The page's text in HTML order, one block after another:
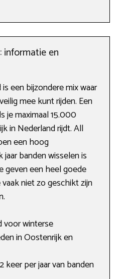
informatie en
een bijzondere mix waar
mee kunt rijden. Een
je maximaal 15.000
in Nederland rijdt. All
een hoog
banden wisselen is
geven een heel goede
niet zo geschikt zijn
voor winterse
in Oostenrijk en
keer per jaar van banden